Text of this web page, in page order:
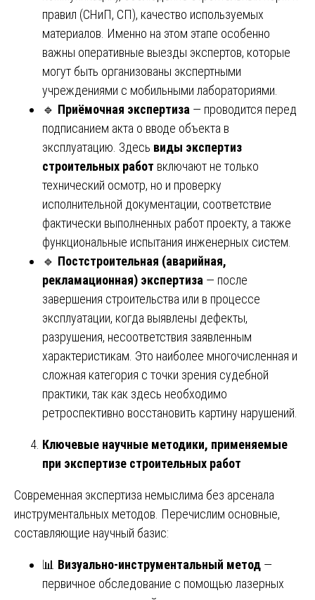
правил (СНиП, СП), качество используемых
материалов. Именно на этом этапе особенно
важны оперативные выезды экспертов, которые
могут быть организованы экспертными
учреждениями с мобильными лабораториями.
🔹 Приёмочная экспертиза — проводится перед
подписанием акта о вводе объекта в
эксплуатацию. Здесь виды экспертиз
строительных работ включают не только
технический осмотр, но и проверку
исполнительной документации, соответствие
фактически выполненных работ проекту, а также
функциональные испытания инженерных систем.
🔹 Постстроительная (аварийная,
рекламационная) экспертиза — после
завершения строительства или в процессе
эксплуатации, когда выявлены дефекты,
разрушения, несоответствия заявленным
характеристикам. Это наиболее многочисленная и
сложная категория с точки зрения судебной
практики, так как здесь необходимо
ретроспективно восстановить картину нарушений.
Ключевые научные методики, применяемые
при экспертизе строительных работ
Современная экспертиза немыслима без арсенала
инструментальных методов. Перечислим основные,
составляющие научный базис:
📊 Визуально-инструментальный метод —
первичное обследование с помощью лазерных